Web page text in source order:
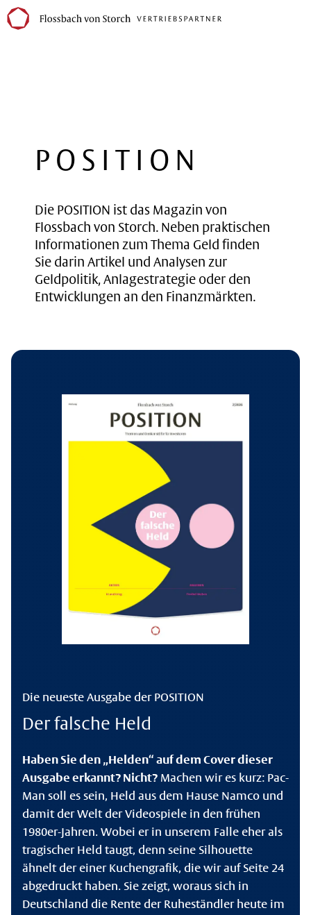
POSITION
Die POSITION ist das Magazin von
Flossbach von Storch. Neben praktischen
Informationen zum Thema Geld finden
Sie darin Artikel und Analysen zur
Geldpolitik, Anlagestrategie oder den
Entwicklungen an den Finanzmärkten.
Die neueste Ausgabe der POSITION
Der falsche Held
Haben Sie den „Helden“ auf dem Cover dieser
Ausgabe erkannt? Nicht? Machen wir es kurz: Pac-
Man soll es sein, Held aus dem Hause Namco und
damit der Welt der Videospiele in den frühen
1980er-Jahren. Wobei er in unserem Falle eher als
tragischer Held taugt, denn seine Silhouette
ähnelt der einer Kuchengrafik, die wir auf Seite 24
abgedruckt haben. Sie zeigt, woraus sich in
Deutschland die Rente der Ruheständler heute im